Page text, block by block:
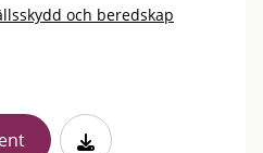
och beredskap